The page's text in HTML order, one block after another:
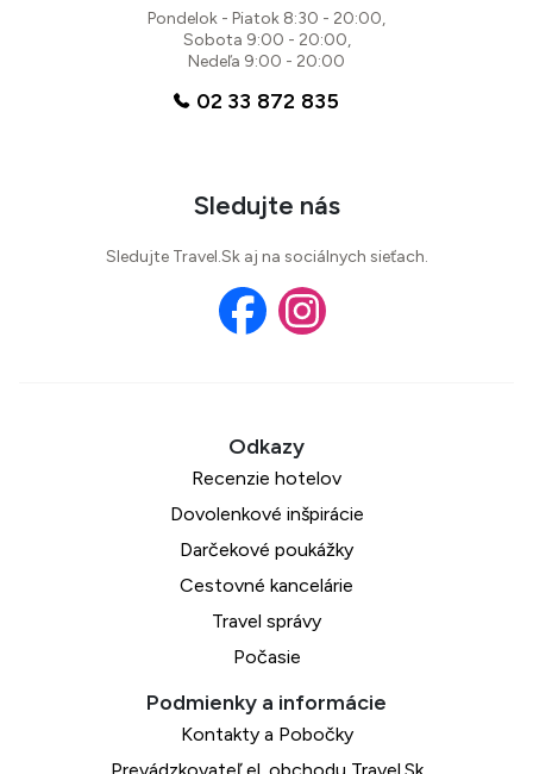
Pondelok - Piatok 8:30 - 20:00,
Sobota 9:00 - 20:00,
Nedeľa 9:00 - 20:00
02 33 872 835
Sledujte nás
Sledujte Travel.Sk aj na sociálnych sieťach.
Recenzie hotelov
Dovolenkové inšpirácie
Darčekové poukážky
Cestovné kancelárie
Travel správy
Počasie
Kontakty a Pobočky